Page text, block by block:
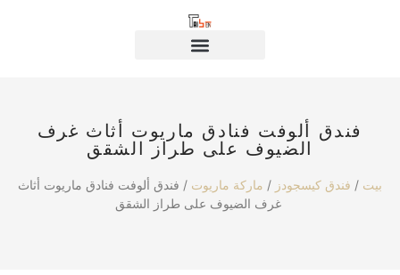
فندق ألوفت فنادق ماريوت أثاث غرف
الضيوف على طراز الشقق
بيت / فندق كيسجودز / ماركة ماريوت / فندق ألوفت فنادق ماريوت أثاث